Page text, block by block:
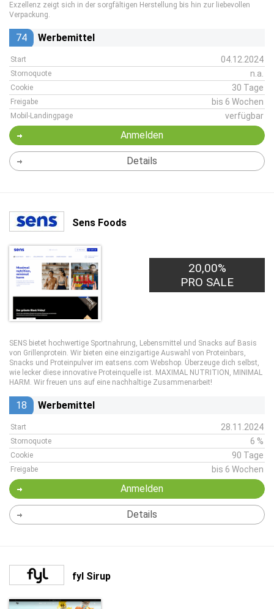
Exzellenz zeigt sich in der sorgfältigen Herstellung bis hin zur liebevollen
Verpackung.
74 Werbemittel
Start 04.12.2024
Stornoquote n.a.
Cookie 30 Tage
Freigabe bis 6 Wochen
Mobil-Landingpage verfügbar
Anmelden
Details
Sens Foods
20,00%
PRO SALE
SENS bietet hochwertige Sportnahrung, Lebensmittel und Snacks auf Basis
von Grillenprotein. Wir bieten eine einzigartige Auswahl von Proteinbars,
Snacks und Proteinpulver im eatsens.com Webshop. Überzeuge dich selbst,
wie lecker diese innovative Proteinquelle ist. MAXIMAL NUTRITION, MINIMAL
HARM. Wir freuen uns auf eine nachhaltige Zusammenarbeit!
18 Werbemittel
Start 28.11.2024
Stornoquote 6 %
Cookie 90 Tage
Freigabe bis 6 Wochen
Anmelden
Details
fyl Sirup